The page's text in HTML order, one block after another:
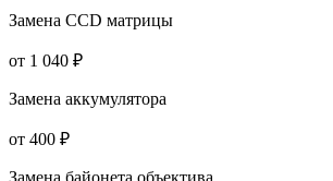
Замена CCD матрицы
от 1 040 ₽
Замена аккумулятора
от 400 ₽
Замена байонета объектива